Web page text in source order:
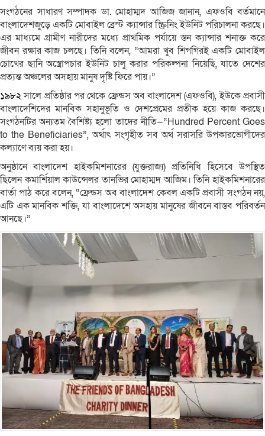
সংগঠনের সাধারণ সম্পাদক ডা. মোহাম্মদ আজিজ জানান, এফওবি বর্তমানে
বাংলাদেশজুড়ে একটি মোবাইল ব্রেস্ট ক্যান্সার স্ক্রিনিং ইউনিট পরিচালনা করছে।
এর মাধ্যমে গ্রামীণ নারীদের মধ্যে প্রাথমিক পর্যায়ে স্তন ক্যান্সার শনাক্ত করে
জীবন রক্ষার কাজ চলছে। তিনি বলেন, “আমরা খুব শিগগিরই একটি মোবাইল
চোখের ছানি অস্ত্রোপচার ইউনিট চালু করার পরিকল্পনা নিয়েছি, যাতে দেশের
প্রত্যন্ত অঞ্চলের অসহায় মানুষ দৃষ্টি ফিরে পায়।”
১৯৮২সালে প্রতিষ্ঠার পর থেকে ফ্রেন্ডস অব বাংলাদেশ (এফওবি), ইউকে প্রবাসী
বাংলাদেশিদের মানবিক সহানুভূতি ও দেশপ্রেমের প্রতীক হয়ে কাজ করছে।
সংগঠনটির অন্যতম বৈশিষ্ট্য হলো তাদের নীতি—“Hundred Percent Goes
to the Beneficiaries”, অর্থাৎ সংগৃহীত সব অর্থ সরাসরি উপকারভোগীদের
কল্যাণে ব্যয় করা হয়।
অনুষ্ঠানে বাংলাদেশ হাইকমিশনারের (যুক্তরাজ্য) প্রতিনিধি হিসেবে উপস্থিত
ছিলেন কমার্শিয়াল কাউন্সেলর তানভির মোহাম্মদ আজিম। তিনি হাইকমিশনারের
বার্তা পাঠ করে বলেন, “ফ্রেন্ডস অব বাংলাদেশ কেবল একটি প্রবাসী সংগঠন নয়,
এটি এক মানবিক শক্তি, যা বাংলাদেশে অসহায় মানুষের জীবনে বাস্তব পরিবর্তন
আনছে।”